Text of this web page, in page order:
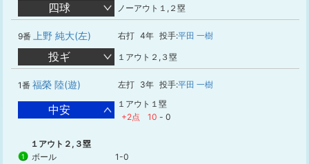
四球 ノーアウト１,２塁
9番 上野 純大(左) 右打 4年 投手:平田 一樹
投ギ １アウト２,３塁
1番 福榮 陸(遊) 左打 3年 投手:平田 一樹
中安
１アウト１塁
+2点
10 - 0
１アウト２,３塁
1 ボール 1-0